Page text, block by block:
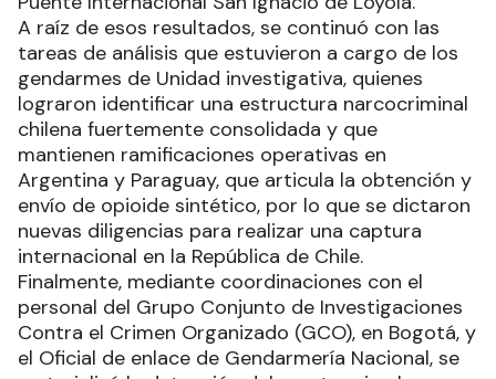
A raíz de esos resultados, se continuó con las
tareas de análisis que estuvieron a cargo de los
gendarmes de Unidad investigativa, quienes
lograron identificar una estructura narcocriminal
chilena fuertemente consolidada y que
mantienen ramificaciones operativas en
Argentina y Paraguay, que articula la obtención y
envío de opioide sintético, por lo que se dictaron
nuevas diligencias para realizar una captura
internacional en la República de Chile.
Finalmente, mediante coordinaciones con el
personal del Grupo Conjunto de Investigaciones
Contra el Crimen Organizado (GCO), en Bogotá, y
el Oficial de enlace de Gendarmería Nacional, se